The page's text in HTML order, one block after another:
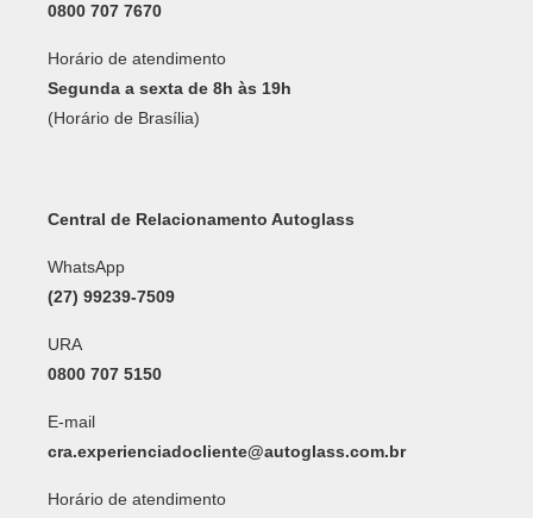
0800 707 7670
Horário de atendimento
Segunda a sexta de 8h às 19h
(Horário de Brasília)
Central de Relacionamento Autoglass
WhatsApp
(27) 99239-7509
URA
0800 707 5150
E-mail
cra.experienciadocliente@autoglass.com.br
Horário de atendimento